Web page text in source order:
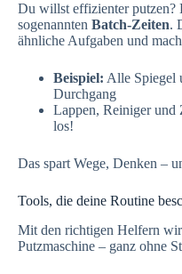
Du willst effizienter putzen?
sogenannten Batch-Zeiten.
ähnliche Aufgaben und
Beispiel: Alle Spiegel
Durchgang
Lappen, Reiniger und
los!
Das spart Wege, Denken –
Tools, die deine Routine
Mit den richtigen Helfern
Putzmaschine – ganz ohne